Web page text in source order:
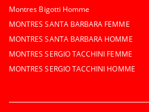
Montres Bigotti Homme
MONTRES SANTA BARBARA FEMME
MONTRES SANTA BARBARA HOMME
MONTRES SERGIO TACCHINI FEMME
MONTRES SERGIO TACCHINI HOMME